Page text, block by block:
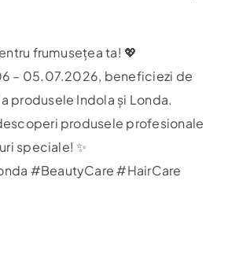
frumusețea ta! 💖
– 05.07.2026, beneficiezi de
produsele Indola și Londa.
produsele profesionale
speciale! ✨
#BeautyCare #HairCare